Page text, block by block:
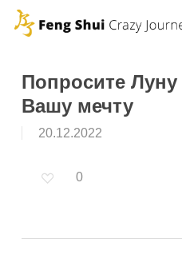
Skip
contentПопросите
Вашу мечту
20.12.2022
0